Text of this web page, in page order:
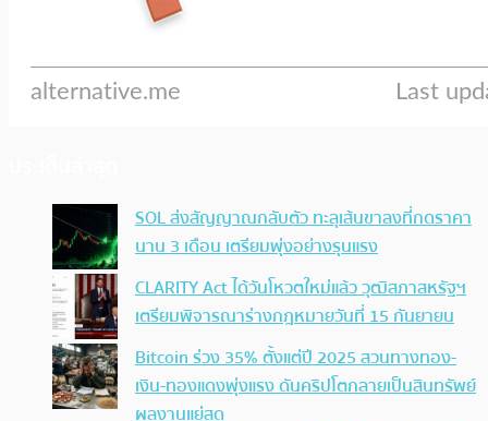
SOL ส่งสัญญาณกลับตัว ทะลุเส้นขาลงที่กดราคา
นาน 3 เดือน เตรียมพุ่งอย่างรุนแรง
CLARITY Act ได้วันโหวตใหม่แล้ว วุฒิสภาสหรัฐฯ
เตรียมพิจารณาร่างกฎหมายวันที่ 15 กันยายน
Bitcoin ร่วง 35% ตั้งแต่ปี 2025 สวนทางทอง-
เงิน-ทองแดงพุ่งแรง ดันคริปโตกลายเป็นสินทรัพย์
ผลงานแย่สุด